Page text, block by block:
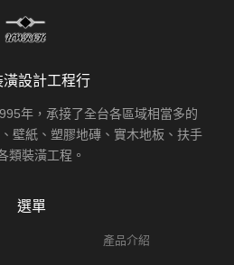
潢設計工程行
年，承接了全台各區域相當多的
壁紙、塑膠地磚、實木地板、扶手
類裝潢工程。
選單
產品介紹